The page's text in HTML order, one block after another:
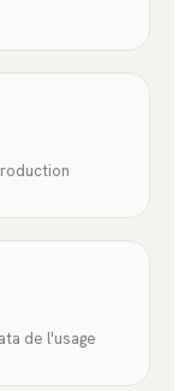
de l'usage